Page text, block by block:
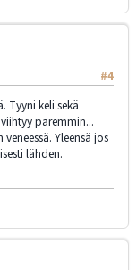
#4
Tyyni keli sekä
paremmin...
Yleensä jos
lähden.